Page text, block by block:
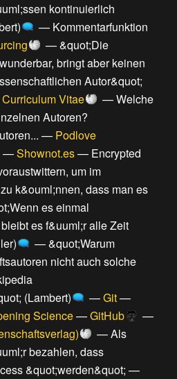
kontinuierlich
— Kommentarfunktion
—&quot;Die
bringt aber keinen
Autor&quot;
Curriculum Vitae —Welche
Autoren?
— Podlove
—Shownot.es— Encrypted
um im
k&ouml;nnen, dass man es
es einmal
es f&uuml;r alle Zeit
—&quot;Warum
nicht auch solche
(Lambert)
—Git—
Science—GitHub
—
—Als
bezahlen, dass
&quot;werden&quot; —